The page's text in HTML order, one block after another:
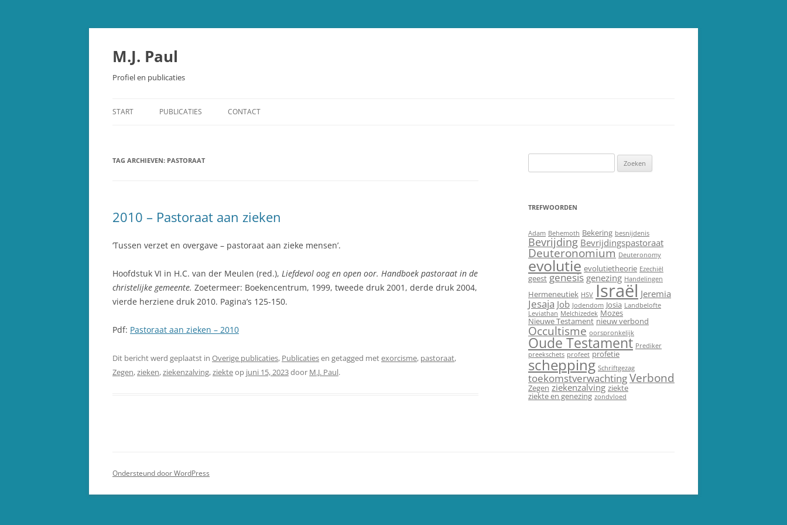
Spring
M.J. Paul
Profiel en publicaties
START PUBLICATIES
STUDIEBIJBEL OUDE TESTAMENT
CONTACT
TAG ARCHIEVEN: PASTORAAT
2010 – Pastoraat aan zieken
‘Tussen verzet en overgave – pastoraat aan zieke mensen’.
Hoofdstuk VI in H.C. van der Meulen (red.), Liefdevol oog en open oor. Handboek pastoraat in de
christelijke gemeente. Zoetermeer: Boekencentrum, 1999, tweede druk 2001, derde druk 2004,
vierde herziene druk 2010. Pagina’s 125-150.
Pdf: Pastoraat aan zieken – 2010
Dit bericht werd geplaatst in Overige publicaties, Publicatiesen getagged metexorcisme, pastoraat,
Zegen,zieken,ziekenzalving,ziekteop juni 15, 2023door M.J. Paul.
naar:
TREFWOORDEN
Adam Behemoth Bekering besnijdenis
Bevrijding Bevrijdingspastoraat
Deuteronomium Deuteronomy
evolutie evolutietheorie Ezechiël
geest genesis genezing Handelingen
Hermeneutiek HSV Israël Jeremia
Jesaja Job Jodendom Josia Landbelofte
Leviathan Melchizedek Mozes
Nieuwe Testament nieuw verbond
Occultisme oorspronkelijk
Oude Testament Prediker
preekschets profeet profetie
schepping Schriftgezag
toekomstverwachtingVerbond
Zegen ziekenzalving ziekte
ziekte en genezing zondvloed
Ondersteund door WordPress